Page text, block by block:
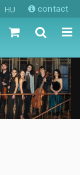
HU contact